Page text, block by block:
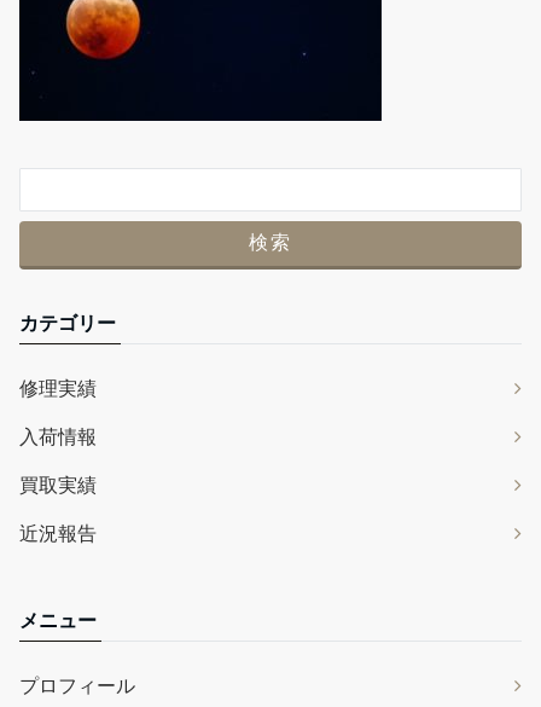
カテゴリー
修理実績
入荷情報
買取実績
近況報告
メニュー
プロフィール